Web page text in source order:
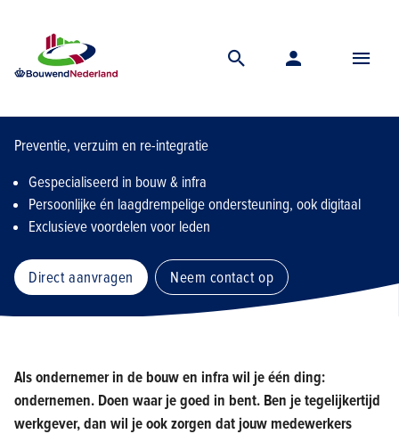
Lidmaatschap
Preventie, verzuim en re-integratie
Gespecialiseerd in bouw & infra
Persoonlijke én laagdrempelige ondersteuning, ook digitaal
Exclusieve voordelen voor leden
Direct aanvragen Neem contact op
Als ondernemer in de bouw en infra wil je één ding:
ondernemen. Doen waar je goed in bent. Ben je tegelijkertijd
werkgever, dan wil je ook zorgen dat jouw medewerkers